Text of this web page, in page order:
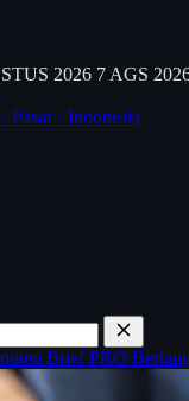
2026 7 AGS
Pasar · Indonesia
BriefPRO